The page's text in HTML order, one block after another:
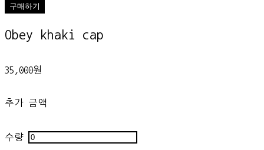
구매하기
Obey khaki cap
35,000원
추가 금액
수량